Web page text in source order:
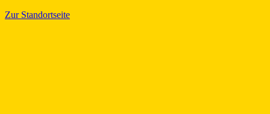
Zur Standortseite